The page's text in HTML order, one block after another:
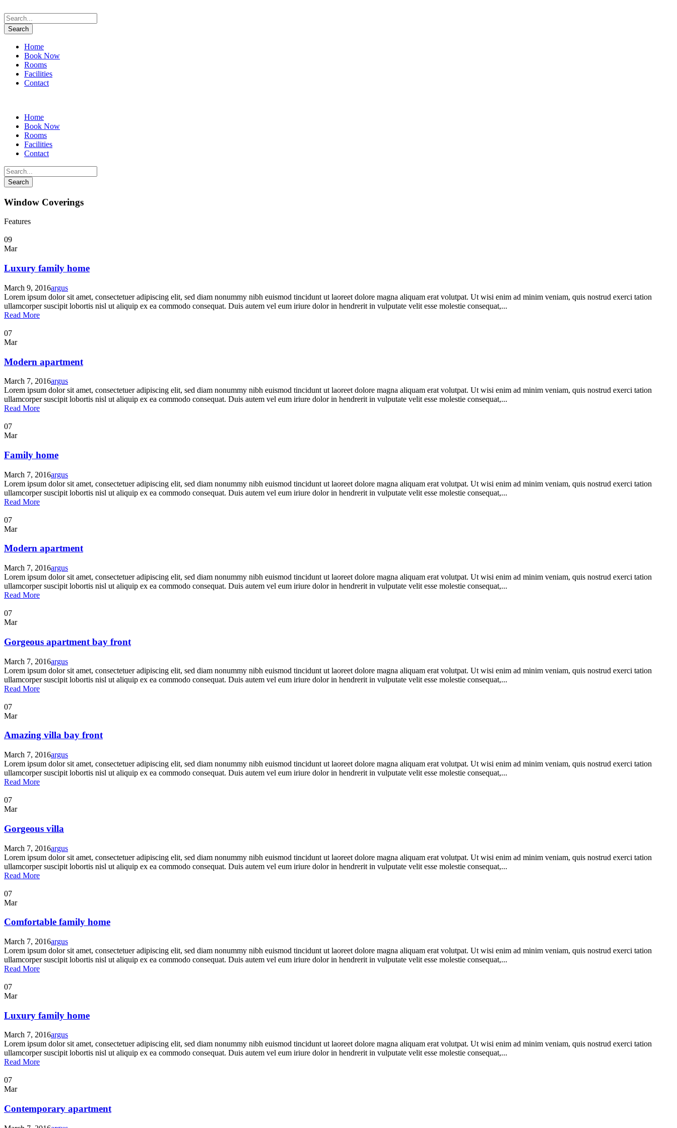
Home
Book Now
Rooms
Facilities
Contact
Home
Book Now
Rooms
Facilities
Contact
Window Coverings
Features
09
Mar
Luxury family home
March 9, 2016argus
Lorem ipsum dolor sit amet, consectetuer adipiscing elit, sed diam nonummy nibh euismod tincidunt ut laoreet dolore magna aliquam erat volutpat. Ut wisi enim ad minim veniam, quis nostrud exerci tation
ullamcorper suscipit lobortis nisl ut aliquip ex ea commodo consequat. Duis autem vel eum iriure dolor in hendrerit in vulputate velit esse molestie consequat,...
Read More
07
Mar
Modern apartment
March 7, 2016argus
Lorem ipsum dolor sit amet, consectetuer adipiscing elit, sed diam nonummy nibh euismod tincidunt ut laoreet dolore magna aliquam erat volutpat. Ut wisi enim ad minim veniam, quis nostrud exerci tation
ullamcorper suscipit lobortis nisl ut aliquip ex ea commodo consequat. Duis autem vel eum iriure dolor in hendrerit in vulputate velit esse molestie consequat,...
Read More
07
Mar
Family home
March 7, 2016argus
Lorem ipsum dolor sit amet, consectetuer adipiscing elit, sed diam nonummy nibh euismod tincidunt ut laoreet dolore magna aliquam erat volutpat. Ut wisi enim ad minim veniam, quis nostrud exerci tation
ullamcorper suscipit lobortis nisl ut aliquip ex ea commodo consequat. Duis autem vel eum iriure dolor in hendrerit in vulputate velit esse molestie consequat,...
Read More
07
Mar
Modern apartment
March 7, 2016argus
Lorem ipsum dolor sit amet, consectetuer adipiscing elit, sed diam nonummy nibh euismod tincidunt ut laoreet dolore magna aliquam erat volutpat. Ut wisi enim ad minim veniam, quis nostrud exerci tation
ullamcorper suscipit lobortis nisl ut aliquip ex ea commodo consequat. Duis autem vel eum iriure dolor in hendrerit in vulputate velit esse molestie consequat,...
Read More
07
Mar
Gorgeous apartment bay front
March 7, 2016argus
Lorem ipsum dolor sit amet, consectetuer adipiscing elit, sed diam nonummy nibh euismod tincidunt ut laoreet dolore magna aliquam erat volutpat. Ut wisi enim ad minim veniam, quis nostrud exerci tation
ullamcorper suscipit lobortis nisl ut aliquip ex ea commodo consequat. Duis autem vel eum iriure dolor in hendrerit in vulputate velit esse molestie consequat,...
Read More
07
Mar
Amazing villa bay front
March 7, 2016argus
Lorem ipsum dolor sit amet, consectetuer adipiscing elit, sed diam nonummy nibh euismod tincidunt ut laoreet dolore magna aliquam erat volutpat. Ut wisi enim ad minim veniam, quis nostrud exerci tation
ullamcorper suscipit lobortis nisl ut aliquip ex ea commodo consequat. Duis autem vel eum iriure dolor in hendrerit in vulputate velit esse molestie consequat,...
Read More
07
Mar
Gorgeous villa
March 7, 2016argus
Lorem ipsum dolor sit amet, consectetuer adipiscing elit, sed diam nonummy nibh euismod tincidunt ut laoreet dolore magna aliquam erat volutpat. Ut wisi enim ad minim veniam, quis nostrud exerci tation
ullamcorper suscipit lobortis nisl ut aliquip ex ea commodo consequat. Duis autem vel eum iriure dolor in hendrerit in vulputate velit esse molestie consequat,...
Read More
07
Mar
Comfortable family home
March 7, 2016argus
Lorem ipsum dolor sit amet, consectetuer adipiscing elit, sed diam nonummy nibh euismod tincidunt ut laoreet dolore magna aliquam erat volutpat. Ut wisi enim ad minim veniam, quis nostrud exerci tation
ullamcorper suscipit lobortis nisl ut aliquip ex ea commodo consequat. Duis autem vel eum iriure dolor in hendrerit in vulputate velit esse molestie consequat,...
Read More
07
Mar
Luxury family home
March 7, 2016argus
Lorem ipsum dolor sit amet, consectetuer adipiscing elit, sed diam nonummy nibh euismod tincidunt ut laoreet dolore magna aliquam erat volutpat. Ut wisi enim ad minim veniam, quis nostrud exerci tation
ullamcorper suscipit lobortis nisl ut aliquip ex ea commodo consequat. Duis autem vel eum iriure dolor in hendrerit in vulputate velit esse molestie consequat,...
Read More
07
Mar
Contemporary apartment